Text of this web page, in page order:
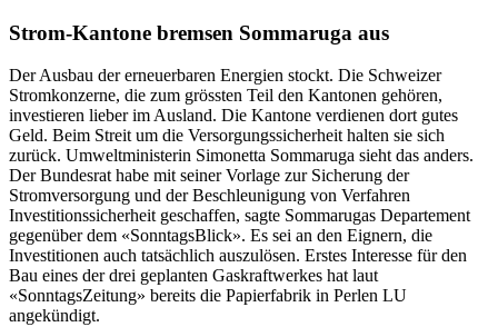
Strom-Kantone bremsen Sommaruga aus
Der Ausbau der erneuerbaren Energien stockt. Die Schweizer
Stromkonzerne, die zum grössten Teil den Kantonen gehören,
investieren lieber im Ausland. Die Kantone verdienen dort gutes
Geld. Beim Streit um die Versorgungssicherheit halten sie sich
zurück. Umweltministerin Simonetta Sommaruga sieht das anders.
Der Bundesrat habe mit seiner Vorlage zur Sicherung der
Stromversorgung und der Beschleunigung von Verfahren
Investitionssicherheit geschaffen, sagte Sommarugas Departement
gegenüber dem «SonntagsBlick». Es sei an den Eignern, die
Investitionen auch tatsächlich auszulösen. Erstes Interesse für den
Bau eines der drei geplanten Gaskraftwerkes hat laut
«SonntagsZeitung» bereits die Papierfabrik in Perlen LU
angekündigt.